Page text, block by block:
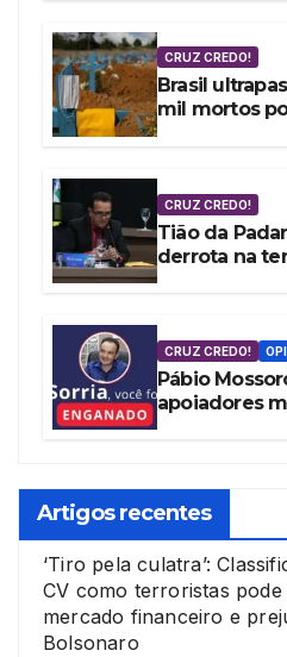
CRUZ CREDO!
Brasil
mil mortos
CRUZ CREDO!
Tião da
derrota na
CRUZ CREDO!
Pábio
apoiadores
Artigos recentes
‘Tiro pela culatra’:
CV como terroristas
mercado financeiro e
Bolsonaro